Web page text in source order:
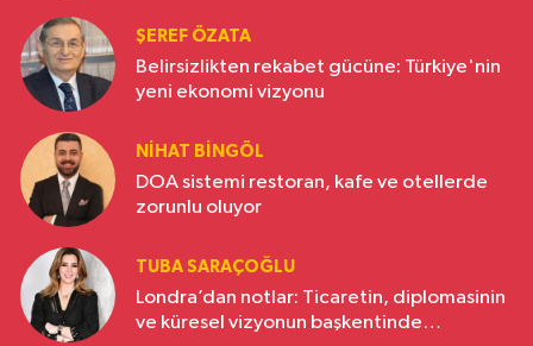
ŞEREF ÖZATA
Belirsizlikten rekabet gücüne: Türkiye'nin
yeni ekonomi vizyonu
NIHAT BINGÖL
DOA sistemi restoran, kafe ve otellerde
zorunlu oluyor
TUBA SARAÇOĞLU
Londra’dan notlar: Ticaretin, diplomasinin
ve küresel vizyonun başkentinde